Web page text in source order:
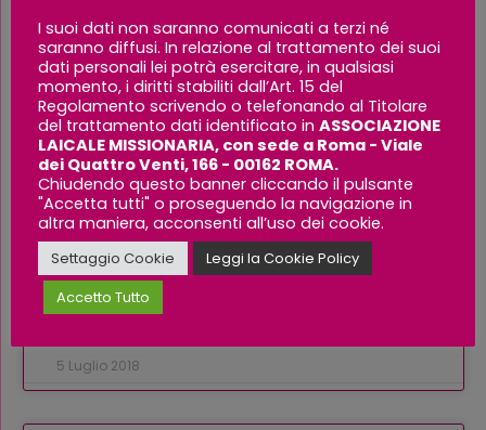
40° ALM – 1976 / 2016
L’ALM dalle sue radici nell’esperienza di un gruppo
di giovani donne impegnate come laiche
missionarie in Africa e Italia.
LEGGI TUTTO »
5 Luglio 2018
I suoi dati non saranno comunicati a terzi né
saranno diffusi. In relazione al trattamento dei suoi
dati personali lei potrà esercitare, in qualsiasi
momento, i diritti stabiliti dall’Art. 15 del
Regolamento scrivendo o telefonando al Titolare
del trattamento dati identificato in ASSOCIAZIONE
LAICALE MISSIONARIA, con sede a Roma - Viale
dei Quattro Venti, 166 - 00162 ROMA.
Chiudendo questo banner cliccando il pulsante
"Accetta tutti" o proseguendo la navigazione in
altra maniera, acconsenti all’uso dei cookie.
Settaggio Cookie
Leggi la Cookie Policy
Accetto Tutto